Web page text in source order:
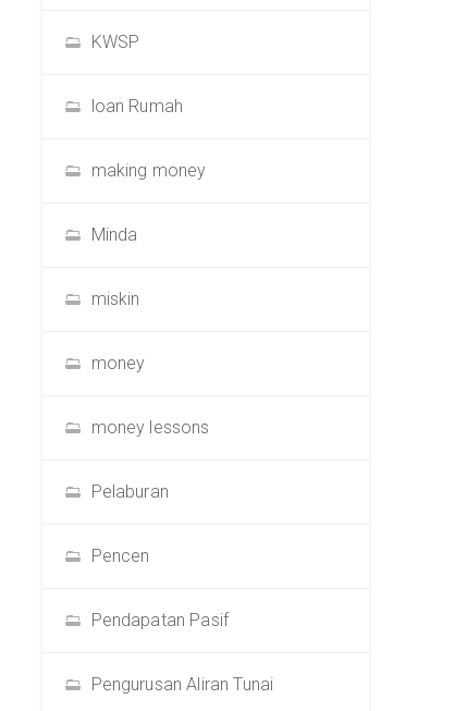
KWSP
loan Rumah
making money
Minda
miskin
money
money lessons
Pelaburan
Pencen
Pendapatan Pasif
Pengurusan Aliran Tunai